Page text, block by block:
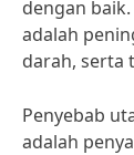
dengan
adalah
darah, serta
Penyebab
adalah